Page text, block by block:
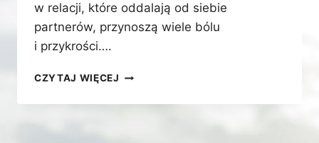
w relacji, które oddalają od siebie
partnerów, przynoszą wiele bólu
i przykrości….
CZYTAJ WIĘCEJ TERAPIA
I MAŁŻEŃSTW